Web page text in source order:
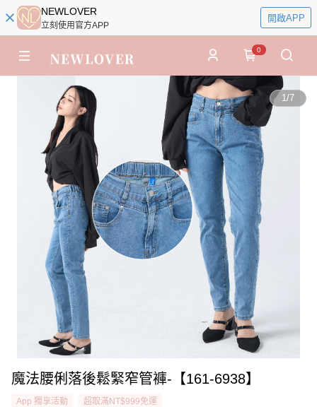
NEWLOVER
立刻使用官方APP
開啟APP
0
1/7
魔法腰俐落後鬆緊窄管褲-【161-6938】
App 獨享活動 超取滿NT$999免運